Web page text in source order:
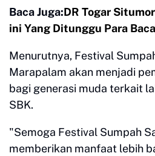
Baca Juga:DR Togar
ini Yang Ditunggu Para
Menurutnya, Festival
Marapalam akan menjadi
bagi generasi muda terkait
SBK.
"Semoga Festival Sumpah
memberikan manfaat lebih